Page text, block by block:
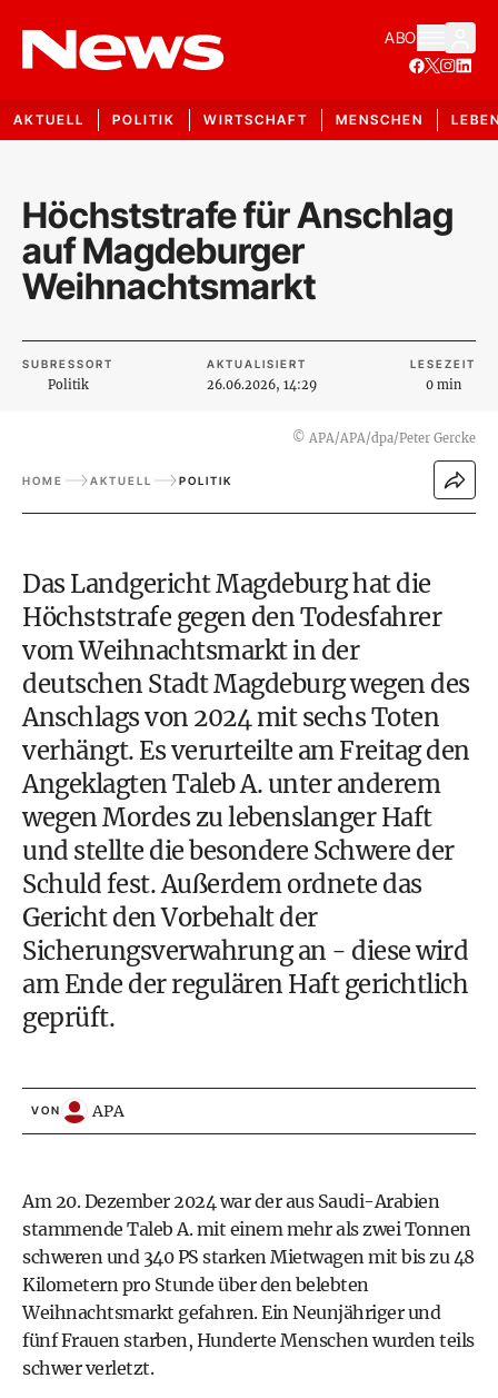
ABO
AKTUELL POLITIK WIRTSCHAFT MENSCHEN
Höchststrafe für Anschlag
auf Magdeburger
Weihnachtsmarkt
SUBRESSORT
Politik
AKTUALISIERT
26.06.2026, 14:29
LESEZEIT
0 min
© APA/APA/dpa/Peter Gercke
HOME AKTUELL POLITIK
Das Landgericht Magdeburg hat die
Höchststrafe gegen den Todesfahrer
vom Weihnachtsmarkt in der
deutschen Stadt Magdeburg wegen des
Anschlags von 2024 mit sechs Toten
verhängt. Es verurteilte am Freitag den
Angeklagten Taleb A. unter anderem
wegen Mordes zu lebenslanger Haft
und stellte die besondere Schwere der
Schuld fest. Außerdem ordnete das
Gericht den Vorbehalt der
Sicherungsverwahrung an - diese wird
am Ende der regulären Haft gerichtlich
geprüft.
VON APA
Am 20. Dezember 2024 war der aus Saudi-Arabien
stammende Taleb A. mit einem mehr als zwei Tonnen
schweren und 340 PS starken Mietwagen mit bis zu 48
Kilometern pro Stunde über den belebten
Weihnachtsmarkt gefahren. Ein Neunjähriger und
fünf Frauen starben, Hunderte Menschen wurden teils
schwer verletzt.